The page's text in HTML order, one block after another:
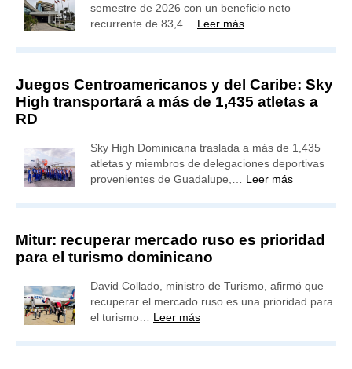
semestre de 2026 con un beneficio neto
recurrente de 83,4… Leer más
Juegos Centroamericanos y del Caribe: Sky
High transportará a más de 1,435 atletas a
RD
Sky High Dominicana traslada a más de 1,435
atletas y miembros de delegaciones deportivas
provenientes de Guadalupe,… Leer más
Mitur: recuperar mercado ruso es prioridad
para el turismo dominicano
David Collado, ministro de Turismo, afirmó que
recuperar el mercado ruso es una prioridad para
el turismo… Leer más